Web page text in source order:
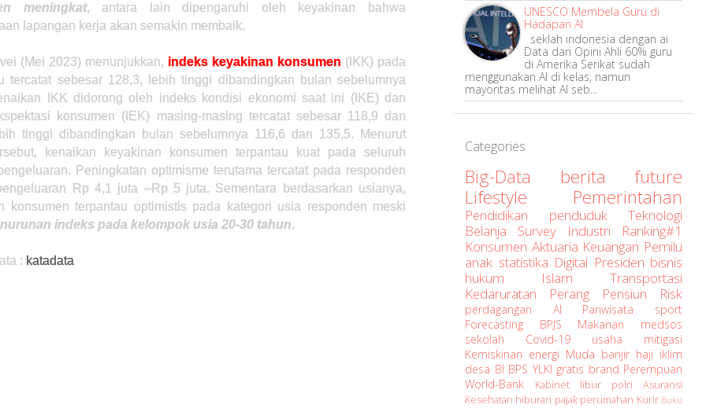
meningkat, antara lain dipengaruhi oleh keyakinan bahwa
lapangan kerja akan semakin membaik.
(Mei 2023) menunjukkan, indeks keyakinan konsumen (IKK) pada
tercatat sebesar 128,3, lebih tinggi dibandingkan bulan sebelumnya
IKK didorong oleh indeks kondisi ekonomi saat ini (IKE) dan
konsumen (IEK) masing-masing tercatat sebesar 118,9 dan
tinggi dibandingkan bulan sebelumnya 116,6 dan 135,5. Menurut
kenaikan keyakinan konsumen terpantau kuat pada seluruh
Peningkatan optimisme terutama tercatat pada responden
Rp 4,1 juta –Rp 5 juta. Sementara berdasarkan usianya,
konsumen terpantau optimistis pada kategori usia responden meski
indeks pada kelompok usia 20-30 tahun.
: katadata
UNESCO Membela Guru di
Hadapan AI
seklah indonesia dengan ai
Data dari Opini Ahli 60% guru
di Amerika Serikat sudah
menggunakan AI di kelas, namun
mayoritas melihat AI seb...
Categories
Big-Data berita future
Lifestyle Pemerintahan
Pendidikan penduduk Teknologi
Belanja Survey Industri Ranking#1
Konsumen Aktuaria Keuangan Pemilu
anak statistika Digital Presiden bisnis
hukum Islam Transportasi
Kedaruratan Perang Pensiun Risk
perdagangan AI Pariwisata sport
Forecasting BPJS Makanan medsos
sekolah Covid-19 usaha mitigasi
Kemiskinan energi Muda banjir haji iklim
desa BI BPS YLKI gratis brand Perempuan
World-Bank
Kabinet libur polri Asuransi
Kesehatan hiburan pajak perumahan Kurir Buku